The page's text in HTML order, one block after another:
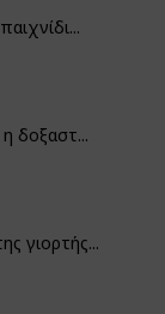
δοξαστ...
γιορτής...